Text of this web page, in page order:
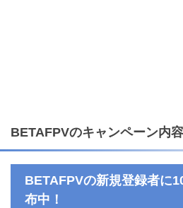
BETAFPVのキャンペーン内容
BETAFPVの新規登録者に
布中！